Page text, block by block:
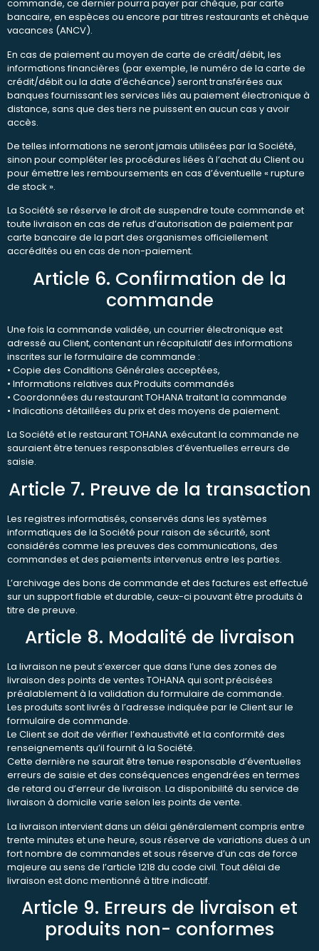
commande, ce dernier pourra payer par chèque, par carte
bancaire, en espèces ou encore par titres restaurants et chèque
vacances (ANCV).
En cas de paiement au moyen de carte de crédit/débit, les
informations financières (par exemple, le numéro de la carte de
crédit/débit ou la date d’échéance) seront transférées aux
banques fournissant les services liés au paiement électronique à
distance, sans que des tiers ne puissent en aucun cas y avoir
accès.
De telles informations ne seront jamais utilisées par la Société,
sinon pour compléter les procédures liées à l’achat du Client ou
pour émettre les remboursements en cas d’éventuelle « rupture
de stock ».
La Société se réserve le droit de suspendre toute commande et
toute livraison en cas de refus d’autorisation de paiement par
carte bancaire de la part des organismes officiellement
accrédités ou en cas de non-paiement.
Article 6. Confirmation de la
commande
Une fois la commande validée, un courrier électronique est
adressé au Client, contenant un récapitulatif des informations
inscrites sur le formulaire de commande :
• Copie des Conditions Générales acceptées,
• Informations relatives aux Produits commandés
• Coordonnées du restaurant TOHANA traitant la commande
• Indications détaillées du prix et des moyens de paiement.
La Société et le restaurant TOHANA exécutant la commande ne
sauraient être tenues responsables d’éventuelles erreurs de
saisie.
Article 7. Preuve de la transaction
Les registres informatisés, conservés dans les systèmes
informatiques de la Société pour raison de sécurité, sont
considérés comme les preuves des communications, des
commandes et des paiements intervenus entre les parties.
L’archivage des bons de commande et des factures est effectué
sur un support fiable et durable, ceux-ci pouvant être produits à
titre de preuve.
Article 8. Modalité de livraison
La livraison ne peut s’exercer que dans l’une des zones de
livraison des points de ventes TOHANA qui sont précisées
préalablement à la validation du formulaire de commande.
Les produits sont livrés à l’adresse indiquée par le Client sur le
formulaire de commande.
Le Client se doit de vérifier l’exhaustivité et la conformité des
renseignements qu’il fournit à la Société.
Cette dernière ne saurait être tenue responsable d’éventuelles
erreurs de saisie et des conséquences engendrées en termes
de retard ou d’erreur de livraison. La disponibilité du service de
livraison à domicile varie selon les points de vente.
La livraison intervient dans un délai généralement compris entre
trente minutes et une heure, sous réserve de variations dues à un
fort nombre de commandes et sous réserve d’un cas de force
majeure au sens de l’article 1218 du code civil. Tout délai de
livraison est donc mentionné à titre indicatif.
Article 9. Erreurs de livraison et
produits non- conformes